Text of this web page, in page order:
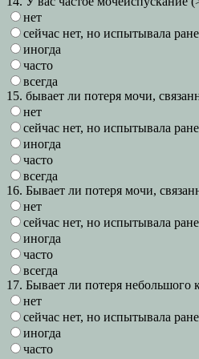
нет
сейчас нет, но испытывала
иногда
часто
всегда
15. бывает ли потеря мочи,
нет
сейчас нет, но испытывала
иногда
часто
всегда
16. Бывает ли потеря мочи,
нет
сейчас нет, но испытывала
иногда
часто
всегда
17. Бывает ли потеря небольшого
нет
сейчас нет, но испытывала
иногда
часто